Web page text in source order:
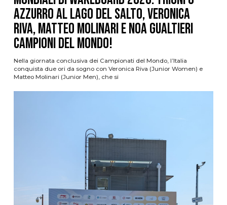
azzurro al Lago del Salto, Veronica
Riva, Matteo Molinari e Noa Gualtieri
campioni del mondo!
Nella giornata conclusiva dei Campionati del Mondo, l’Italia
conquista due ori da sogno con Veronica Riva (Junior Women) e
Matteo Molinari (Junior Men), che si